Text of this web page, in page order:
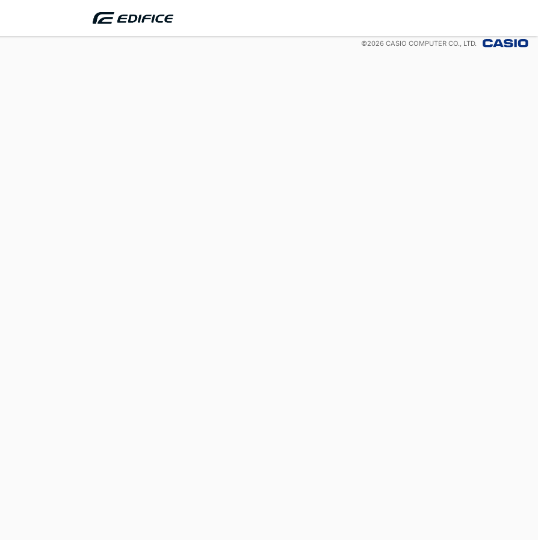
©2026 CASIO COMPUTER CO., LTD.